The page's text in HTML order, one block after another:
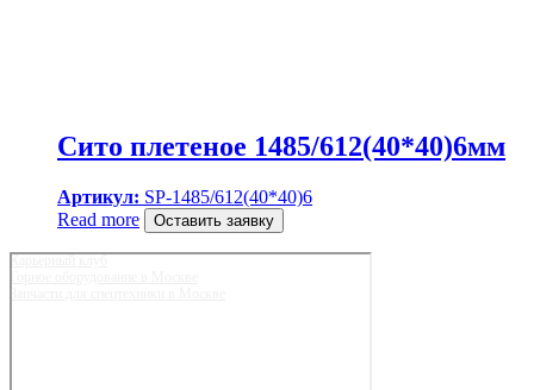
Сито плетеное 1485/612(40*40)6мм
Артикул: SP-1485/612(40*40)6
Read more
Оставить заявку